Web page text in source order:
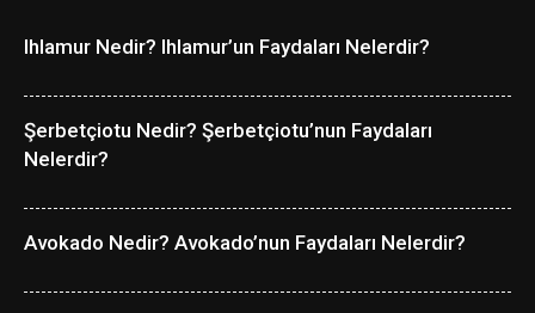
Ihlamur Nedir? Ihlamur’un Faydaları Nelerdir?
Şerbetçiotu Nedir? Şerbetçiotu’nun Faydaları
Nelerdir?
Avokado Nedir? Avokado’nun Faydaları Nelerdir?